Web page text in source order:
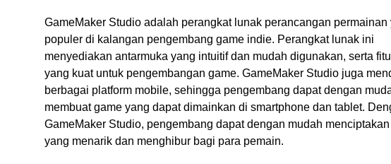
GameMaker Studio adalah perangkat lunak perancangan permainan
populer di kalangan pengembang game indie. Perangkat lunak ini
menyediakan antarmuka yang intuitif dan mudah digunakan, serta
yang kuat untuk pengembangan game. GameMaker Studio juga
berbagai platform mobile, sehingga pengembang dapat dengan
membuat game yang dapat dimainkan di smartphone dan tablet.
GameMaker Studio, pengembang dapat dengan mudah
yang menarik dan menghibur bagi para pemain.